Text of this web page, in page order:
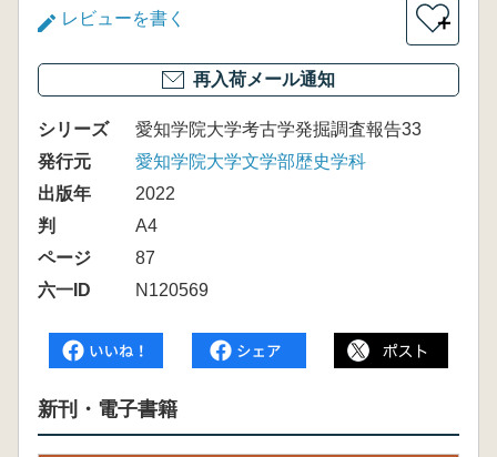
レビューを書く ＋
再入荷メール通知
シリーズ
愛知学院大学考古学発掘調査報告33
発行元
愛知学院大学文学部歴史学科
出版年
2022
判
A4
ページ
87
六一ID
N120569
新刊・電子書籍